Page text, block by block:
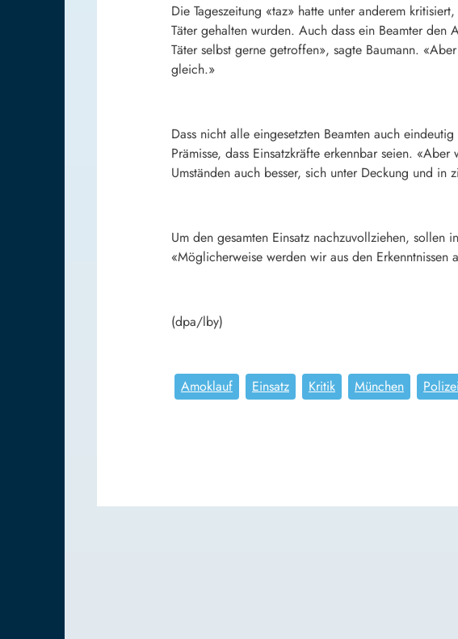
Die Tageszeitung «taz» hatte unter anderem
Täter gehalten wurden. Auch dass ein Beamter
Täter selbst gerne getroffen», sagte Baumann.
gleich.»
Dass nicht alle eingesetzten Beamten auch
Prämisse, dass Einsatzkräfte erkennbar seien.
Umständen auch besser, sich unter Deckung und
Um den gesamten Einsatz nachzuvollziehen, sollen
«Möglicherweise werden wir aus den
(dpa/lby)
Amoklauf Einsatz Kritik München Polizei